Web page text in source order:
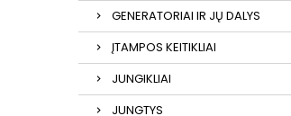
GENERATORIAI IR JŲ DALYS
ĮTAMPOS KEITIKLIAI
JUNGIKLIAI
JUNGTYS